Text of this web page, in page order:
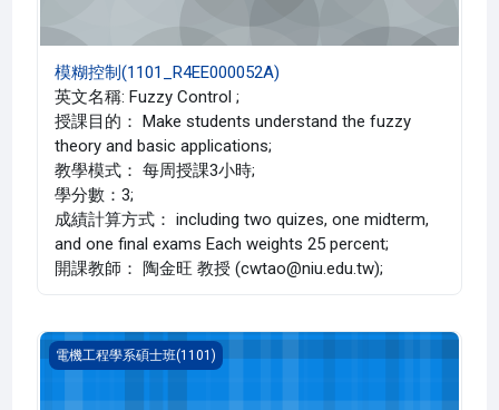
模糊控制(1101_R4EE000052A)
英文名稱: Fuzzy Control ;
授課目的： Make students understand the fuzzy
theory and basic applications;
教學模式： 每周授課3小時;
學分數：3;
成績計算方式： including two quizes, one midterm,
and one final exams Each weights 25 percent;
開課教師： 陶金旺 教授 (cwtao@niu.edu.tw);
數位調變技術(1101_R4EE000051A)
電機工程學系碩士班(1101)